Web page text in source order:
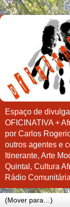
Espaço de
OFICINATIVA +
por Carlos
outros agentes e
Itinerante, Arte
Quintal, Cultura
Rádio